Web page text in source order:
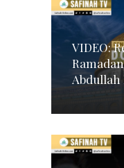
VIDEO:
Abdullah